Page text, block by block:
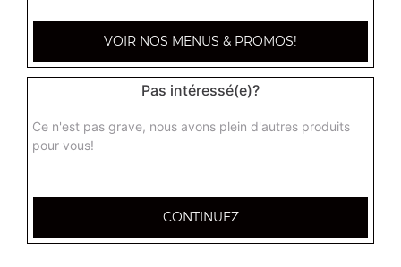
Nos Chirashis
+
VOIR NOS MENUS & PROMOS!
Pas intéressé(e)?
Ce n'est pas grave, nous avons plein d'autres produits
pour vous!
CONTINUEZ